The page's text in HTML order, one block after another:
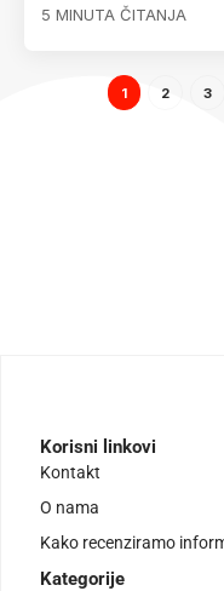
5 MINUTA ČITANJA
1 2 3
Korisni linkovi
Kontakt
O nama
Kako recenziramo
Kategorije